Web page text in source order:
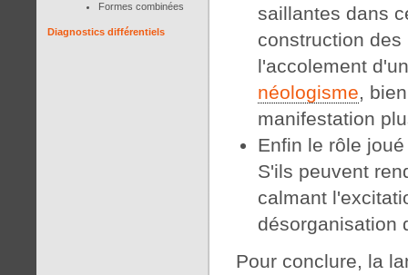
Formes combinées
Diagnostics différentiels
saillantes dans
construction
l'accolement
néologisme,
manifestation
Enfin le rôle
S'ils peuvent
calmant
désorganisation
Pour conclure, la